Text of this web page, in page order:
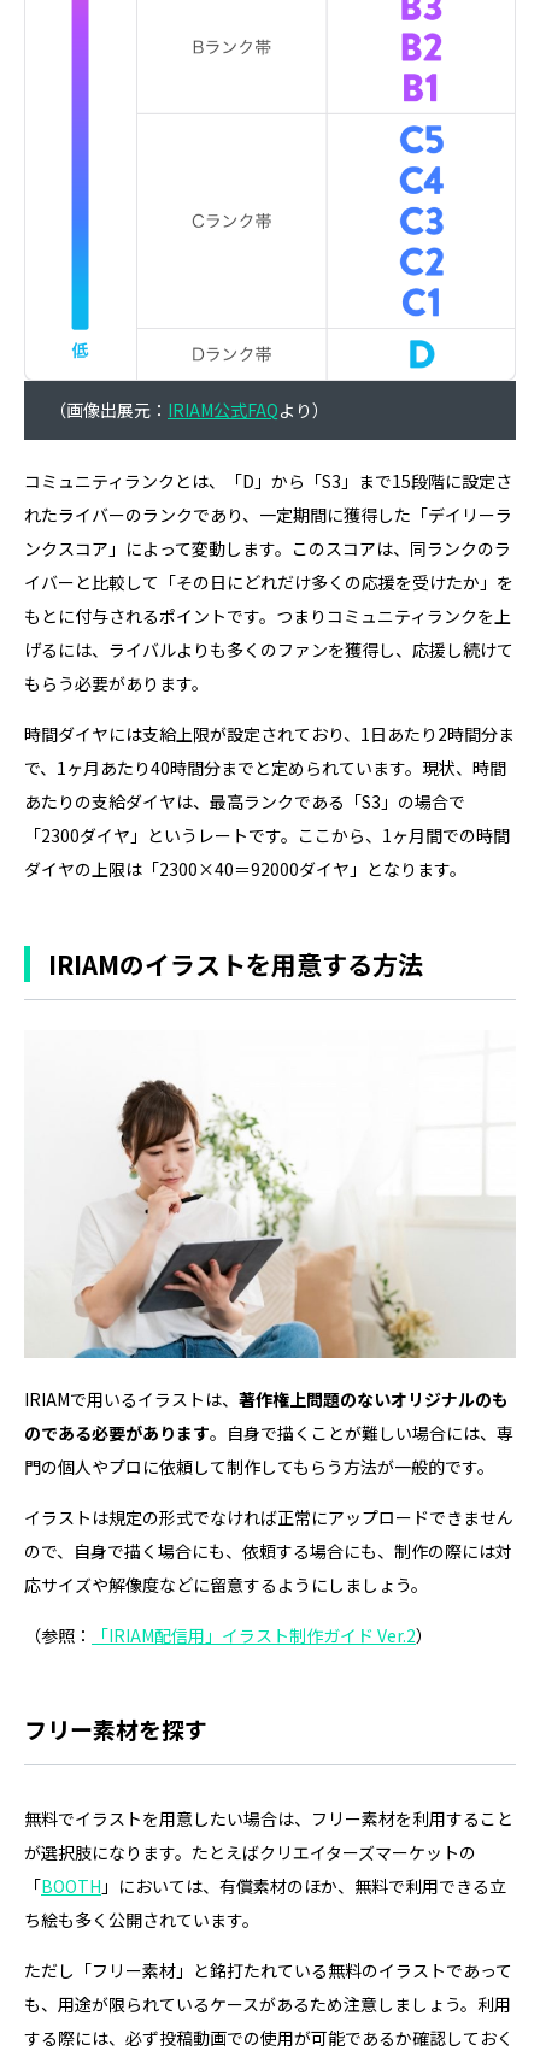
（画像出展元： IRIAM公式FAQより）
コミュニティランクとは、「D」から「S3」まで15段階に設定さ
れたライバーのランクであり、一定期間に獲得した「デイリーラ
ンクスコア」によって変動します。このスコアは、同ランクのラ
イバーと比較して「その日にどれだけ多くの応援を受けたか」を
もとに付与されるポイントです。つまりコミュニティランクを上
げるには、ライバルよりも多くのファンを獲得し、応援し続けて
もらう必要があります。
時間ダイヤには支給上限が設定されており、1日あたり2時間分ま
で、1ヶ月あたり40時間分までと定められています。現状、時間
あたりの支給ダイヤは、最高ランクである「S3」の場合で
「2300ダイヤ」というレートです。ここから、1ヶ月間での時間
ダイヤの上限は「2300×40＝92000ダイヤ」となります。
IRIAMのイラストを用意する方法
IRIAMで用いるイラストは、 著作権上問題のないオリジナルのも
のである必要があります。自身で描くことが難しい場合には、専
門の個人やプロに依頼して制作してもらう方法が一般的です。
イラストは規定の形式でなければ正常にアップロードできません
ので、自身で描く場合にも、依頼する場合にも、制作の際には対
応サイズや解像度などに留意するようにしましょう。
（参照： 「IRIAM配信用」イラスト制作ガイド Ver.2）
フリー素材を探す
無料でイラストを用意したい場合は、フリー素材を利用すること
が選択肢になります。たとえばクリエイターズマーケットの
「BOOTH 」においては、有償素材のほか、無料で利用できる立
ち絵も多く公開されています。
ただし「フリー素材」と銘打たれている無料のイラストであって
も、用途が限られているケースがあるため注意しましょう。利用
する際には、必ず投稿動画での使用が可能であるか確認しておく